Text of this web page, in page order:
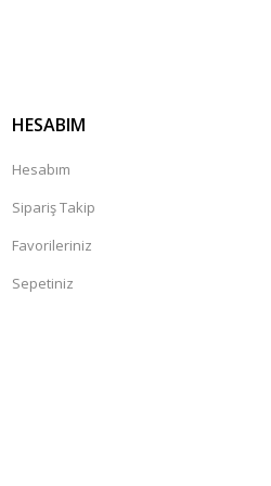
HESABIM
Hesabım
Sipariş Takip
Favorileriniz
Sepetiniz